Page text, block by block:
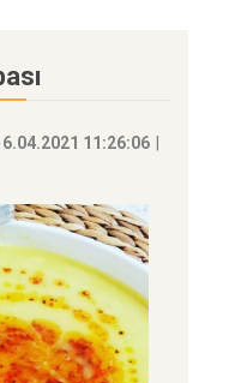
11:26:06